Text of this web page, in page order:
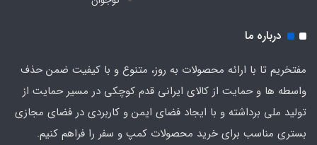
درباره ما
مفتخریم تا با ارائه محصولات به روز، متنوع و با کیفیت ضمن حذف
واسطه ها و حمایت از کالای ایرانی قدم کوچکی در مسیر حمایت از
تولید ملی برداشته و با ایجاد فضای ایمن و کاربردی در فضای مجازی
بستری مناسب برای خرید محصولات کمپ و سفر را فراهم کنیم.